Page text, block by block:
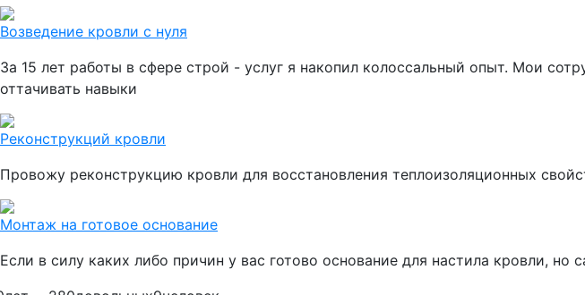
Возведение кровли с нуля
За 15 лет работы в сфере строй - услуг я накопил колоссальный опыт. Мои
оттачивать навыки
Реконструкций кровли
Провожу реконструкцию кровли для восстановления теплоизоляционных
Монтаж на готовое основание
Если в силу каких либо причин у вас готово основание для настила кровли,